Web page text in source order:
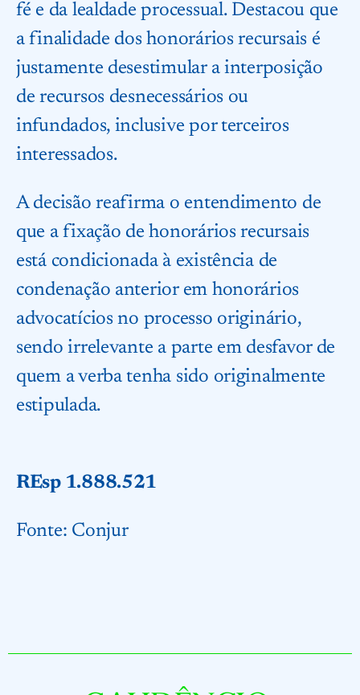
fé e da lealdade processual. Destacou que
a finalidade dos honorários recursais é
justamente desestimular a interposição
de recursos desnecessários ou
infundados, inclusive por terceiros
interessados.
A decisão reafirma o entendimento de
que a fixação de honorários recursais
está condicionada à existência de
condenação anterior em honorários
advocatícios no processo originário,
sendo irrelevante a parte em desfavor de
quem a verba tenha sido originalmente
estipulada.
REsp 1.888.521
Fonte: Conjur